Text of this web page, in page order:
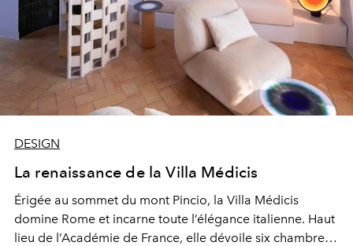
DESIGN
La renaissance de la Villa Médicis
Érigée au sommet du mont Pincio, la Villa Médicis
domine Rome et incarne toute l’élégance italienne. Haut
lieu de l’Académie de France, elle dévoile six chambres